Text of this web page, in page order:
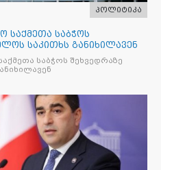
პოლიტიკა
საქმეთა საბჭოს
საკითხს განიხილავენ
საბჭოს შეხვედრაზე